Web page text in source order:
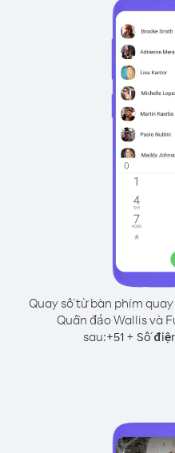
Quay số từ bàn phím
Quần đảo Wallis và
sau:+51 + Số